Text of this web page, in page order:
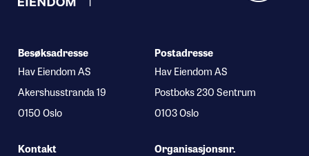
Besøksadresse
Hav Eiendom AS
Akershusstranda 19
0150 Oslo
Kontakt
Postadresse
Hav Eiendom AS
Postboks 230 Sentrum
0103 Oslo
Organisasjonsnr.
Hva leter du etter?